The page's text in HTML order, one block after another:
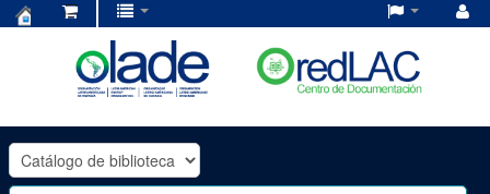
OLADE
-